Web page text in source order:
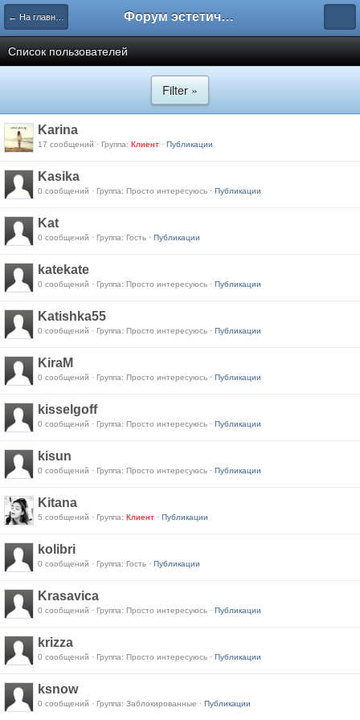
← На главную Форум эстетического меньшинства
Список пользователей
Filter »
Karina
17 сообщений · Группа: Клиент · Публикации
Kasika
0 сообщений · Группа: Просто интересуюсь · Публикации
Kat
0 сообщений · Группа: Гость · Публикации
katekate
0 сообщений · Группа: Просто интересуюсь · Публикации
Katishka55
0 сообщений · Группа: Просто интересуюсь · Публикации
KiraM
0 сообщений · Группа: Просто интересуюсь · Публикации
kisselgoff
0 сообщений · Группа: Просто интересуюсь · Публикации
kisun
0 сообщений · Группа: Просто интересуюсь · Публикации
Kitana
5 сообщений · Группа: Клиент · Публикации
kolibri
0 сообщений · Группа: Гость · Публикации
Krasavica
0 сообщений · Группа: Просто интересуюсь · Публикации
krizza
0 сообщений · Группа: Просто интересуюсь · Публикации
ksnow
0 сообщений · Группа: Заблокированные · Публикации